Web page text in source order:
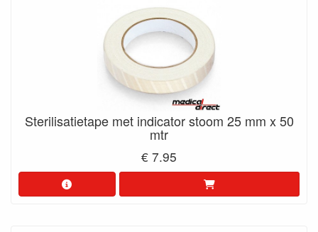
Sterilisatietape met indicator stoom 25 mm x 50
mtr
€ 7.95